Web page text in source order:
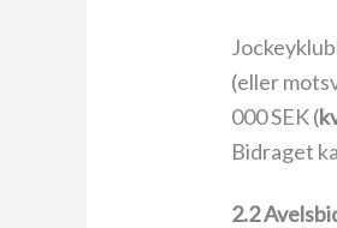
(eller
000 SEK (
Bidraget
2.2